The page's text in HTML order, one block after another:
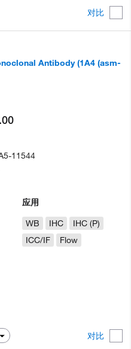
对比
Antibody (1A4 (asm-
对比
应用
WB
IHC
IHC (P)
ICC/IF
Flow
11544